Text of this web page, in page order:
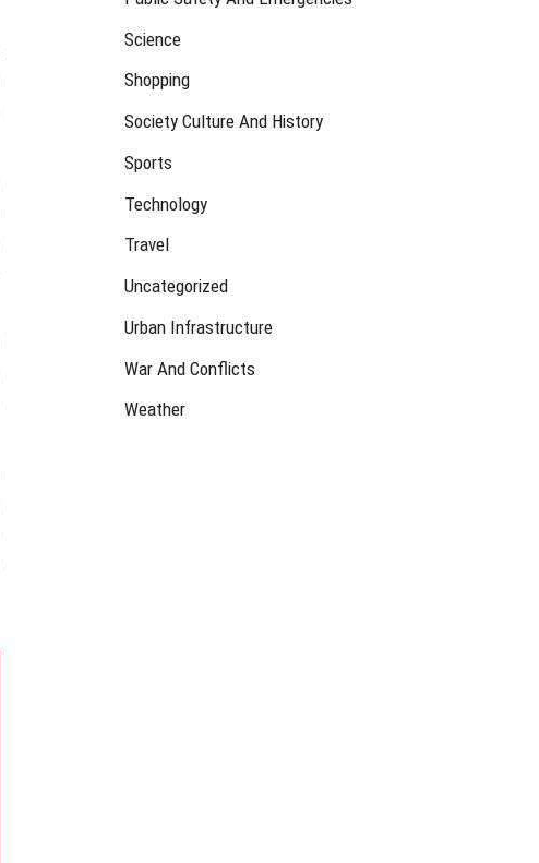
Science
Shopping
Society Culture And History
Sports
Technology
Travel
Uncategorized
Urban Infrastructure
War And Conflicts
Weather